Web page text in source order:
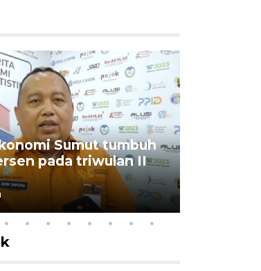
Sumut tumbuh
pada triwulan II